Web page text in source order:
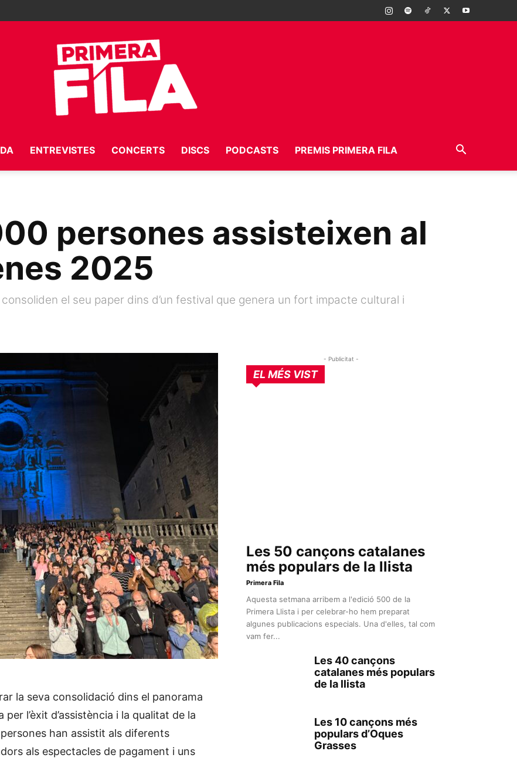
Fila
ENTREVISTES CONCERTS DISCS PODCASTS PREMIS PRIMERA FILA
persones assisteixen al
2025
el seu paper dins d’un festival que genera un fort impacte cultural i
la seva consolidació dins el panorama
l’èxit d’assistència i la qualitat de la
han assistit als diferents
als espectacles de pagament i uns
- Publicitat -
EL MÉS VIST
Les 50 cançons catalanes
més populars de la llista
Primera Fila
Aquesta setmana arribem a l'edició 500 de la
Primera Llista i per celebrar-ho hem preparat
algunes publicacions especials. Una d'elles, tal com
vam fer...
Les 40 cançons
catalanes més populars
de la llista
Les 10 cançons més
populars d’Oques
Grasses